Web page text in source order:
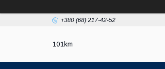
+380 (68) 217-42-52
101km